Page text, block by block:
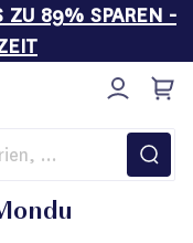
ZU 89% SPAREN -